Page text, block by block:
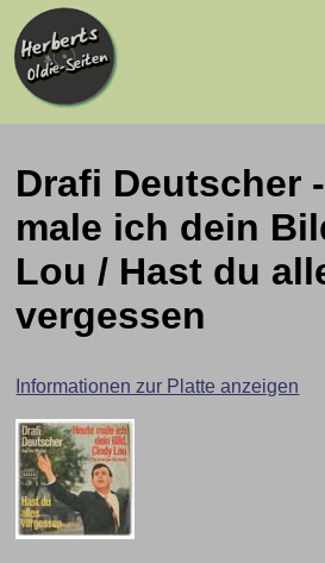
Drafi Deutscher
male ich dein
Lou / Hast du
vergessen
Informationen zur Platte anzeigen